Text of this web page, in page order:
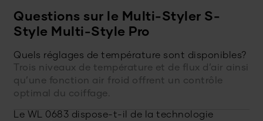
Questions sur le Multi-Styler S-
Style Multi-Style Pro
Quels réglages de température sont disponibles?
Trois niveaux de température et de flux d’air ainsi
qu’une fonction air froid offrent un contrôle
optimal du coiffage.
Le WL 0683 dispose-t-il de la technologie